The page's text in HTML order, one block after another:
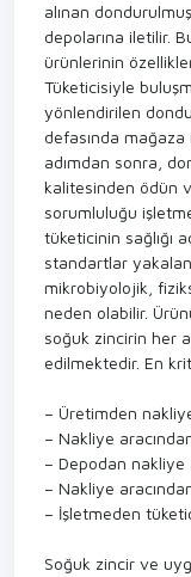
alınan
depolarına iletilir.
ürünlerinin
Tüketicisiyle
yönlendirilen
defasında
adımdan sonra,
kalitesinden ödün
sorumluluğu
tüketicinin sağlığı
standartlar
mikrobiyolojik,
neden olabilir.
soğuk zincirin her
edilmektedir. En
– Üretimden
– Nakliye
– Depodan nakliye
– Nakliye
– İşletmeden
Soğuk zincir ve